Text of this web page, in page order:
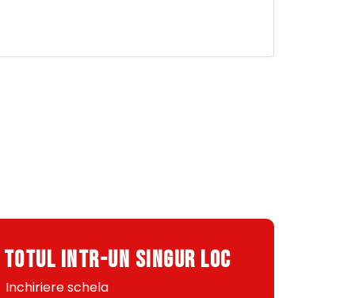
INTR-UN SINGUR LOC
Inchiriere schela